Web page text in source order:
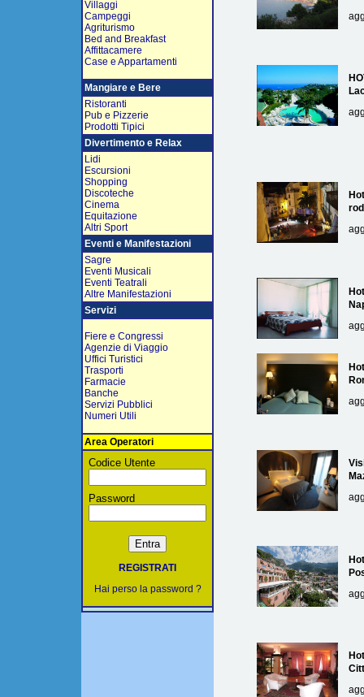
Villaggi
Campeggi
Agriturismo
Bed and Breakfast
Affittacamere
Case e Appartamenti
Mangiare e Bere
Ristoranti
Pub e Pizzerie
Prodotti Tipici
Divertimento e Relax
Lidi
Escursioni
Shopping
Discoteche
Cinema
Equitazione
Altri Sport
Eventi e Manifestazioni
Sagre
Eventi Musicali
Eventi Teatrali
Altre Manifestazioni
Servizi
Fiere e Congressi
Agenzie di Viaggio
Uffici Turistici
Trasporti
Farmacie
Banche
Servizi Pubblici
Numeri Utili
Area Operatori
Codice Utente
Password
REGISTRATI
Hai perso la password ?